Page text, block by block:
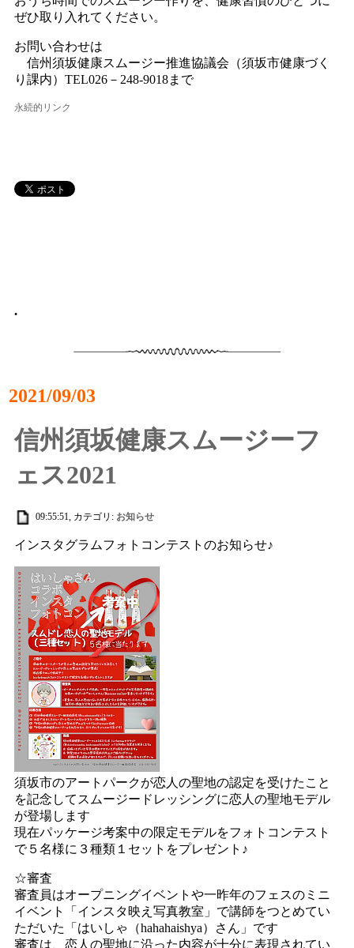
ぜひ取り入れてください。
お問い合わせは
信州須坂健康スムージー推進協議会（須坂市健康づく
り課内）TEL026－248-9018まで
永続的リンク
•
2021/09/03
信州須坂健康スムージーフ
ェス2021
09:55:51, カテゴリ: お知らせ
インスタグラムフォトコンテストのお知らせ♪
須坂市のアートパークが恋人の聖地の認定を受けたこと
を記念してスムージードレッシングに恋人の聖地モデル
が登場します
現在パッケージ考案中の限定モデルをフォトコンテスト
で５名様に３種類１セットをプレゼント♪
☆審査
審査員はオープニングイベントや一昨年のフェスのミニ
イベント「インスタ映え写真教室」で講師をつとめてい
ただいた「はいしゃ（hahahaishya）さん」です
審査は、恋人の聖地に沿った内容が十分に表現されてい